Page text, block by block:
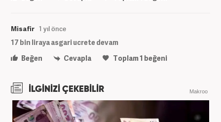
Misafir 1 yıl önce
17 bin liraya asgari ucrete devam
Beğen
Cevapla Toplam1 beğeni
İLGİNİZİ ÇEKEBİLİR Makroo